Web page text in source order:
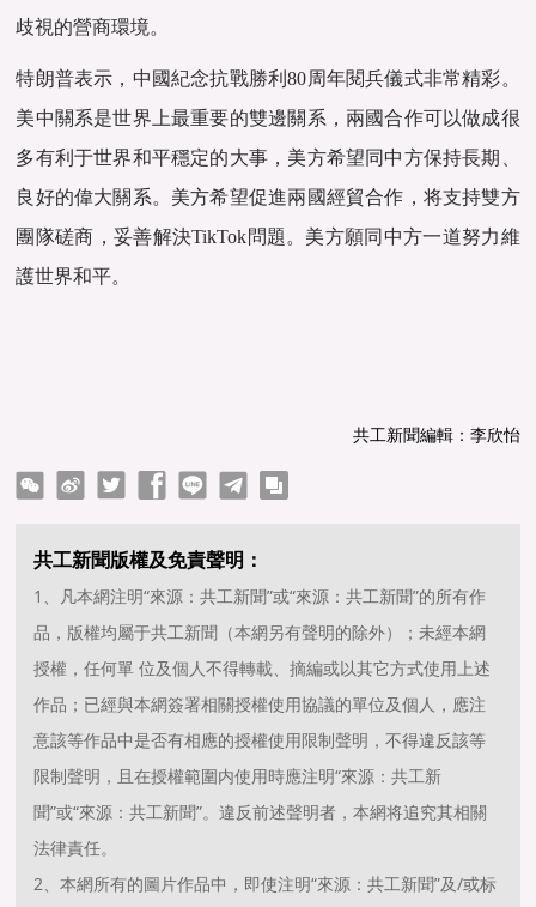
歧視的營商環境。
特朗普表示，中國紀念抗戰勝利80周年閱兵儀式非常精彩。
美中關系是世界上最重要的雙邊關系，兩國合作可以做成很
多有利于世界和平穩定的大事，美方希望同中方保持長期、
良好的偉大關系。美方希望促進兩國經貿合作，将支持雙方
團隊磋商，妥善解決TikTok問題。美方願同中方一道努力維
護世界和平。
共工新聞編輯：李欣怡
linetelegram copy
共工新聞版權及免責聲明：
1、凡本網注明“來源：共工新聞”或“來源：共工新聞”的所有作
品，版權均屬于共工新聞（本網另有聲明的除外）；未經本網
授權，任何單 位及個人不得轉載、摘編或以其它方式使用上述
作品；已經與本網簽署相關授權使用協議的單位及個人，應注
意該等作品中是否有相應的授權使用限制聲明，不得違反該等
限制聲明，且在授權範圍内使用時應注明“來源：共工新
聞”或“來源：共工新聞”。違反前述聲明者，本網将追究其相關
法律責任。
2、本網所有的圖片作品中，即使注明“來源：共工新聞”及/或标